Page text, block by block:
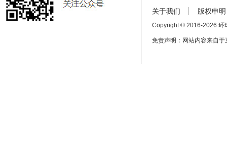
关于我们 版权申明
Copyright © 2016-2026 环
免责声明：网站内容来自